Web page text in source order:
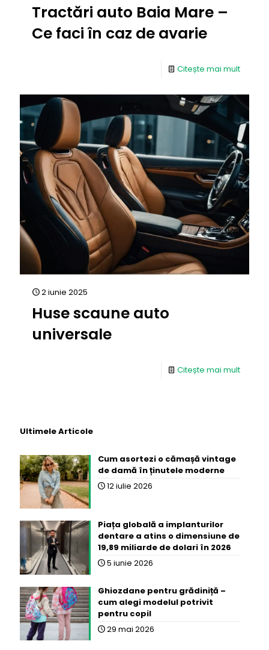
Tractări auto Baia Mare –
Ce faci în caz de avarie
Citește mai mult
2 iunie 2025
Huse scaune auto
universale
Citește mai mult
Ultimele Articole
Cum asortezi o cămașă vintage
de damă în ținutele moderne
12 iulie 2026
Piața globală a implanturilor
dentare a atins o dimensiune de
19,89 miliarde de dolari în 2026
5 iunie 2026
Ghiozdane pentru grădiniță –
cum alegi modelul potrivit
pentru copil
29 mai 2026